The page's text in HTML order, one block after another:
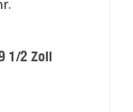
1/2 Zoll